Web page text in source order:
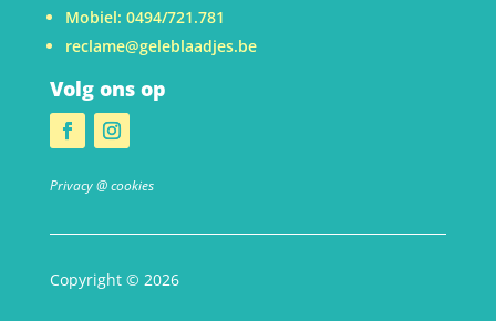
Mobiel: 0494/721.781
reclame@geleblaadjes.be
Volg ons op
Privacy @ cookies
Copyright © 2026